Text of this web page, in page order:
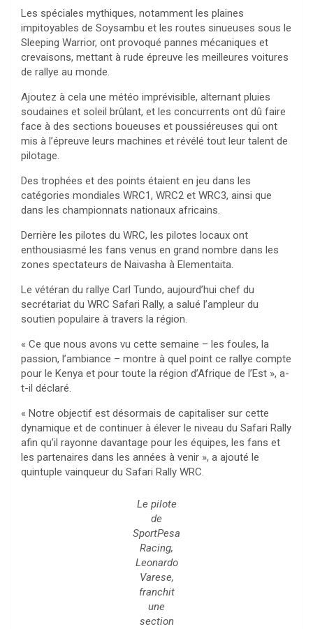
Les spéciales mythiques, notamment les plaines
impitoyables de Soysambu et les routes sinueuses sous le
Sleeping Warrior, ont provoqué pannes mécaniques et
crevaisons, mettant à rude épreuve les meilleures voitures
de rallye au monde.
Ajoutez à cela une météo imprévisible, alternant pluies
soudaines et soleil brûlant, et les concurrents ont dû faire
face à des sections boueuses et poussiéreuses qui ont
mis à l’épreuve leurs machines et révélé tout leur talent de
pilotage.
Des trophées et des points étaient en jeu dans les
catégories mondiales WRC1, WRC2 et WRC3, ainsi que
dans les championnats nationaux africains.
Derrière les pilotes du WRC, les pilotes locaux ont
enthousiasmé les fans venus en grand nombre dans les
zones spectateurs de Naivasha à Elementaita.
Le vétéran du rallye Carl Tundo, aujourd’hui chef du
secrétariat du WRC Safari Rally, a salué l’ampleur du
soutien populaire à travers la région.
« Ce que nous avons vu cette semaine – les foules, la
passion, l’ambiance – montre à quel point ce rallye compte
pour le Kenya et pour toute la région d’Afrique de l’Est », a-
t-il déclaré.
« Notre objectif est désormais de capitaliser sur cette
dynamique et de continuer à élever le niveau du Safari Rally
afin qu’il rayonne davantage pour les équipes, les fans et
les partenaires dans les années à venir », a ajouté le
quintuple vainqueur du Safari Rally WRC.
Le pilote
de
SportPesa
Racing,
Leonardo
Varese,
franchit
une
section